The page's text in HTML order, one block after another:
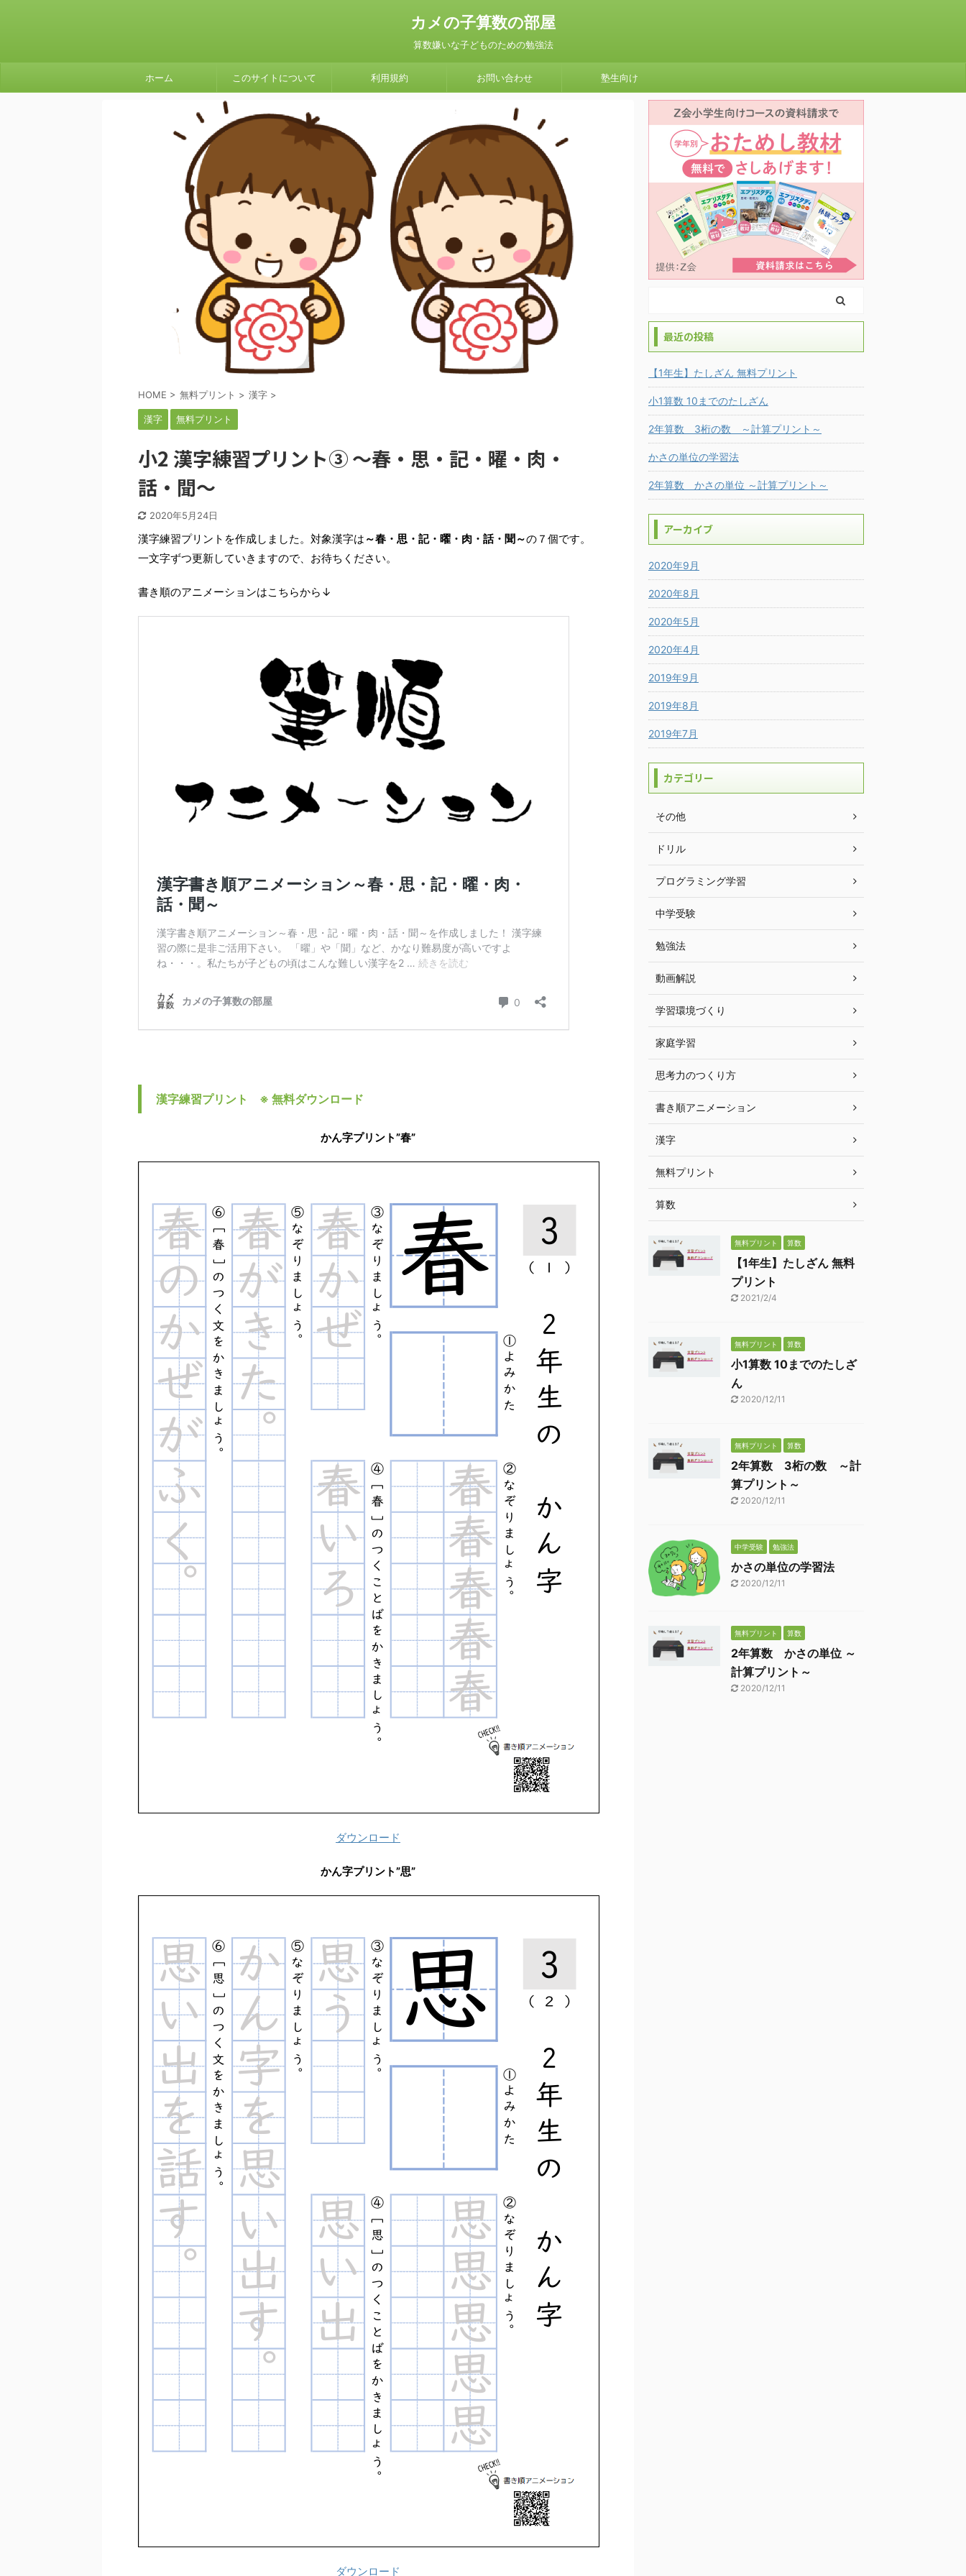
カメの子算数の部屋
算数嫌いな子どものための勉強法
ホーム このサイトについて 利用規約 お問い合わせ 塾生向け
HOME > 無料プリント > 漢字 >
漢字 無料プリント
小2 漢字練習プリント③ ～春・思・記・曜・肉・
話・聞～
2020年5月24日
漢字練習プリントを作成しました。対象漢字は ～春・思・記・曜・肉・話・聞～の７個です。
一文字ずつ更新していきますので、お待ちください。
書き順のアニメーションはこちらから↓
漢字練習プリント ※ 無料ダウンロード
かん字プリント”春”
ダウンロード
かん字プリント”思”
ダウンロード
最近の投稿
【1年生】たしざん 無料プリント
小1算数 10までのたしざん
2年算数 3桁の数 ～計算プリント～
かさの単位の学習法
2年算数 かさの単位 ～計算プリント～
アーカイブ
2020年9月
2020年8月
2020年5月
2020年4月
2019年9月
2019年8月
2019年7月
カテゴリー
その他
ドリル
プログラミング学習
中学受験
勉強法
動画解説
学習環境づくり
家庭学習
思考力のつくり方
書き順アニメーション
漢字
無料プリント
算数
無料プリント 算数
【1年生】たしざん 無料
プリント
2021/2/4
無料プリント 算数
小1算数 10までのたしざ
ん
2020/12/11
無料プリント 算数
2年算数 3桁の数 ～計
算プリント～
2020/12/11
中学受験 勉強法
かさの単位の学習法
2020/12/11
無料プリント 算数
2年算数 かさの単位 ～
計算プリント～
2020/12/11